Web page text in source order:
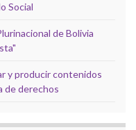
Social
de Bolivia
y producir contenidos
de derechos